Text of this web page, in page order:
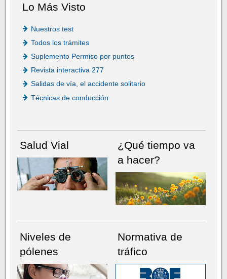
Lo Más Visto
Nuestros test
Todos los trámites
Suplemento Permiso por puntos
Revista interactiva 277
Salidas de vía, el accidente solitario
Técnicas de conducción
Salud Vial
¿Qué tiempo va
a hacer?
Niveles de
pólenes
Normativa de
tráfico